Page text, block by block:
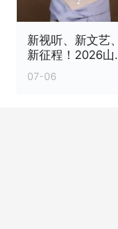
新视听、新文艺、
新征程！2026山
网络视听大会今日
在烟台盛大启幕
07-06